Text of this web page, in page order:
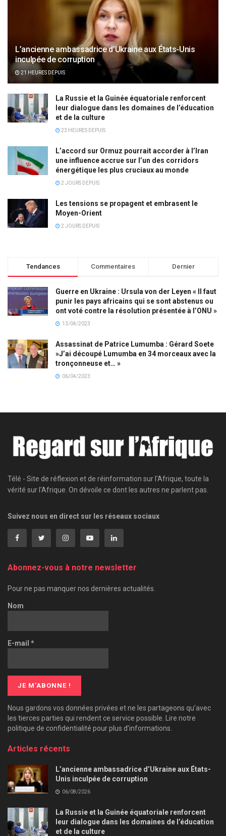
L’ancienne ambassadrice d’Ukraine aux États-Unis
inculpée de corruption
21 HEURES DEPUIS
La Russie et la Guinée équatoriale renforcent
leur dialogue dans les domaines de l’éducation
et de la culture
23 HEURES DEPUIS
L’accord sur Ormuz pourrait accorder à l’Iran
une influence accrue sur l’un des corridors
énergétique les plus cruciaux au monde
2 JOURS DEPUIS
Les tensions se propagent et embrasent le
Moyen-Orient
2 JOURS DEPUIS
Tendances Commentaires Dernier
Guerre en Ukraine : Ursula von der Leyen « Il faut
punir les pays africains qui se sont abstenus ou
ont voté contre la résolution présentée à l’ONU »
13/04/2023
Assassinat de Patrice Lumumba : Gérard Soete
»J’ai découpé Lumumba en 34 morceaux avec la
tronçonneuse et… »
06/04/2023
Télé - Site de réflexion et de réinformation sur l'Afrique, toute la
vérité sur l'Afrique. On dévoile ce dont les autres ne parlent pas.
Suivez nous en direct sur les réseaux sociaux
Abonnez-vous à notre newsletter
Pour ne pas manquer nos dernières actualités.
Nom
E-mail *
Nous gardons vos données privées et ne les partageons qu’avec
les tierces parties qui rendent ce service possible. Lire notre
politique de confidentialité pour plus d’informations.
Articles récents
L’ancienne ambassadrice d’Ukraine aux États-
Unis inculpée de corruption
06/08/2026
La Russie et la Guinée équatoriale renforcent
leur dialogue dans les domaines de l’éducation
et de la culture